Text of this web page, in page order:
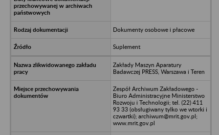
Dokumenty osobowe i płacowe
Suplement
Zakłady Maszyn Aparatury
Badawczej PRESS, Warszawa i Teren
Zespół Archiwum Zakładowego -
Biuro Administracyjne Ministerstwo
Rozwoju i Technologii; tel. (22) 411
93 33 (obsługiwany tylko we wtorki i
czwartki); archiwum@mrit.gov.pl;
www.mrit.gov.pl